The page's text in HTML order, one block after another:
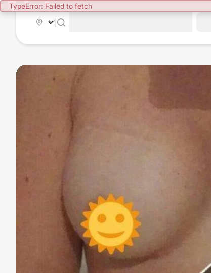
TypeError: Failed to fetch